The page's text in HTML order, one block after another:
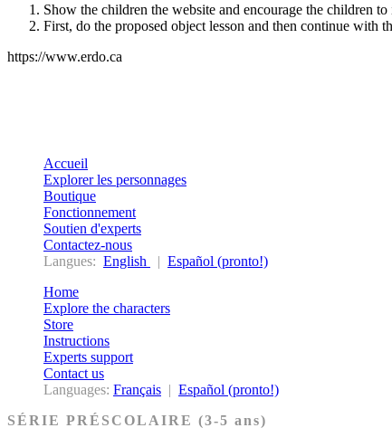
Show the children the website and encourage the children
First, do the proposed object lesson and then continue with
https://www.erdo.ca
Accueil
Explorer les personnages
Boutique
Fonctionnement
Soutien d'experts
Contactez-nous
Langues: English | Español (pronto!)
Home
Explore the characters
Store
Instructions
Experts support
Contact us
Languages: Français | Español (pronto!)
SÉRIE PRÉSCOLAIRE (3-5 ans)